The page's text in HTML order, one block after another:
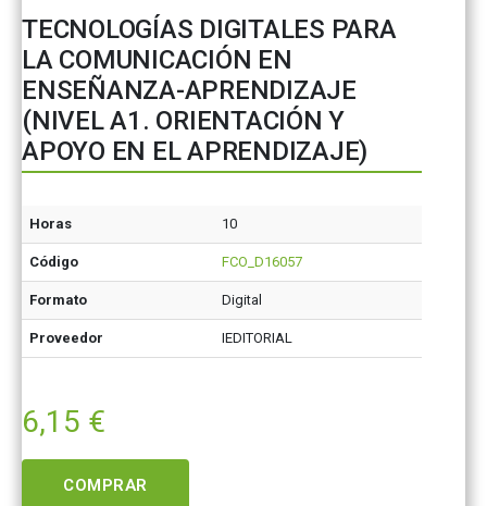
TECNOLOGÍAS DIGITALES PARA
LA COMUNICACIÓN EN
ENSEÑANZA-APRENDIZAJE
(NIVEL A1. ORIENTACIÓN Y
APOYO EN EL APRENDIZAJE)
Horas 10
Código FCO_D16057
Formato Digital
Proveedor IEDITORIAL
6,15 €
COMPRAR